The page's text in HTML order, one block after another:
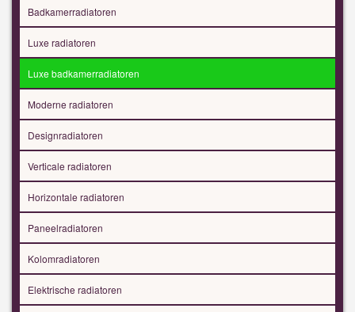
Badkamerradiatoren
Luxe radiatoren
Luxe badkamerradiatoren
Moderne radiatoren
Designradiatoren
Verticale radiatoren
Horizontale radiatoren
Paneelradiatoren
Kolomradiatoren
Elektrische radiatoren